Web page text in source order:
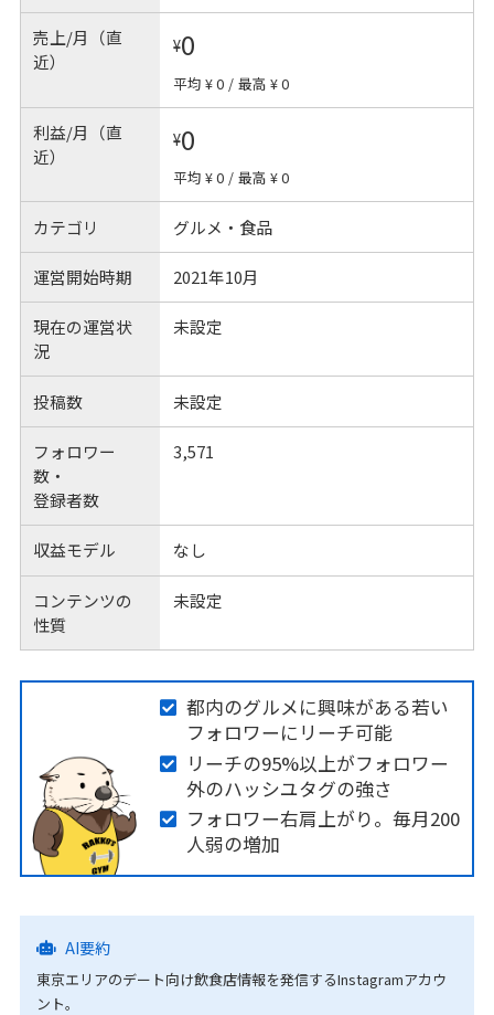
売上/月（直
近）
¥0
平均 ¥ 0 / 最高 ¥ 0
利益/月（直
近）
¥0
平均 ¥ 0 / 最高 ¥ 0
カテゴリ グルメ・食品
運営開始時期 2021年10月
現在の運営状
況
未設定
投稿数 未設定
フォロワー
数・
登録者数
3,571
収益モデル なし
コンテンツの
性質
未設定
都内のグルメに興味がある若い
フォロワーにリーチ可能
リーチの95%以上がフォロワー
外のハッシユタグの強さ
フォロワー右肩上がり。毎月200
人弱の増加
AI要約
東京エリアのデート向け飲食店情報を発信するInstagramアカウ
ント。